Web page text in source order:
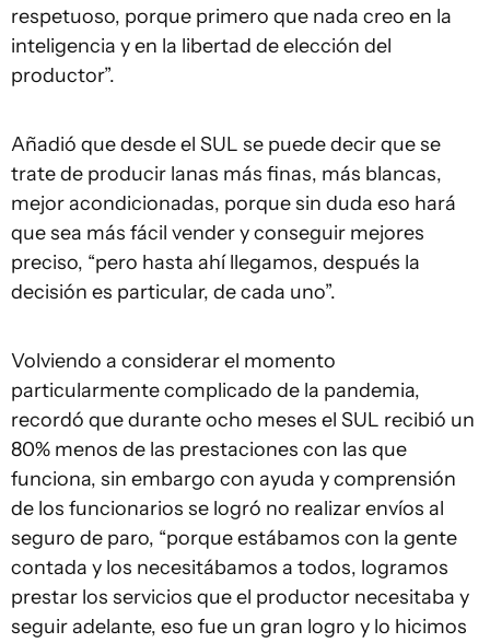
respetuoso, porque primero que nada creo en la
inteligencia y en la libertad de elección del
productor”.
Añadió que desde el SUL se puede decir que se
trate de producir lanas más finas, más blancas,
mejor acondicionadas, porque sin duda eso hará
que sea más fácil vender y conseguir mejores
preciso, “pero hasta ahí llegamos, después la
decisión es particular, de cada uno”.
Volviendo a considerar el momento
particularmente complicado de la pandemia,
recordó que durante ocho meses el SUL recibió un
80% menos de las prestaciones con las que
funciona, sin embargo con ayuda y comprensión
de los funcionarios se logró no realizar envíos al
seguro de paro, “porque estábamos con la gente
contada y los necesitábamos a todos, logramos
prestar los servicios que el productor necesitaba y
seguir adelante, eso fue un gran logro y lo hicimos